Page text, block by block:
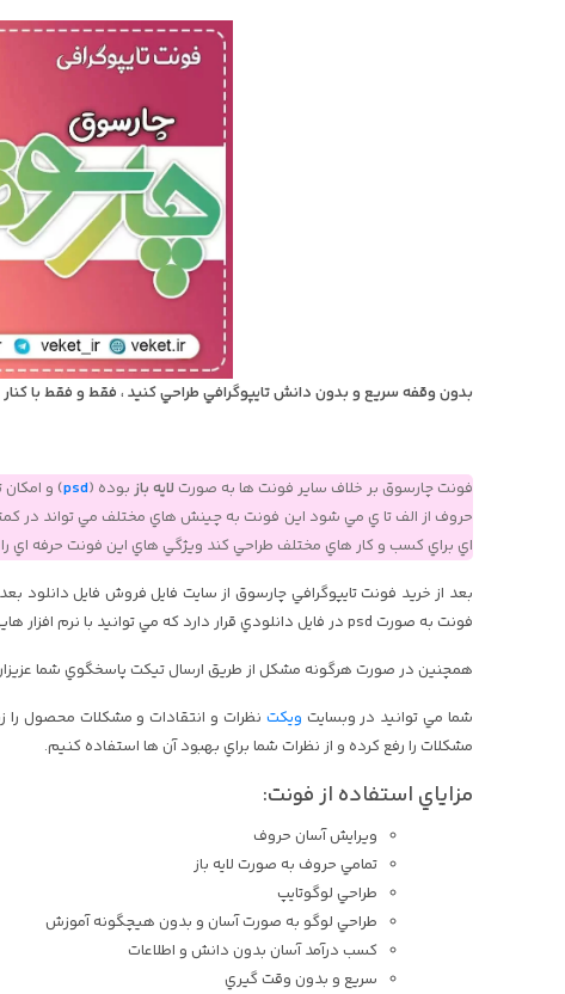
بدون وقفه سريع و بدون دانش تايپوگرافي طراحي کنيد ، فقط و فقط با
فونت چارسوق بر خلاف ساير فونت ها به صورت لايه باز بوده (psd) و امکان
حروف از الف تا ي مي شود اين فونت به چينش هاي مختلف مي تواند در
اي براي کسب و کار هاي مختلف طراحي کند ويژگي هاي اين فونت حرفه اي
بعد از خريد فونت تايپوگرافي چارسوق از سايت فايل فروش فايل دانلود
فونت به صورت psd در فايل دانلودي قرار دارد که مي توانيد با نرم افزار هايي مانند فتوشاپ آن را باز کرده و استفاده کنيد.
همچنين در صورت هرگونه مشکل از طريق ارسال تيکت پاسخگوي شما
شما مي توانيد در وبسايت ویکت نظرات و انتقادات و مشکلات محصول را
مشکلات را رفع کرده و از نظرات شما براي بهبود آن ها استفاده کنيم.
مزاياي استفاده از فونت:
ويرايش آسان حروف
تمامي حروف به صورت لايه باز
طراحي لوگوتايپ
طراحي لوگو به صورت آسان و بدون هيچگونه آموزش
کسب درآمد آسان بدون دانش و اطلاعات
سريع و بدون وقت گيري